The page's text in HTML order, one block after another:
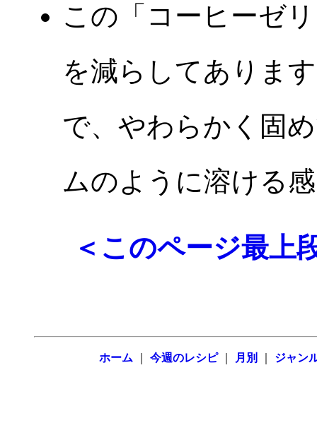
この「コーヒーゼ
を減らしてありま
で、やわらかく固
ムのように溶ける
＜このページ最
ホーム 今週のレシピ 月別 ジャン